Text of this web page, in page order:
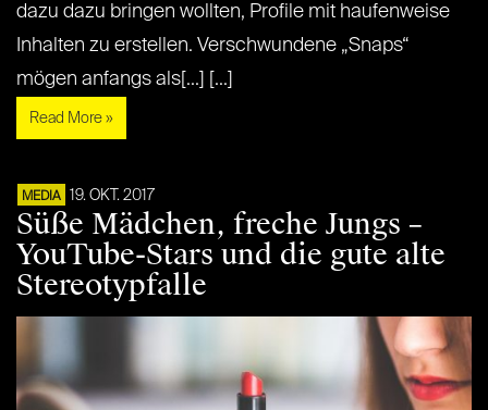
dazu dazu bringen wollten, Profile mit haufenweise
Inhalten zu erstellen. Verschwundene „Snaps“
mögen anfangs als[...] [...]
Read More »
MEDIA 19. OKT. 2017
Süße Mädchen, freche Jungs –
YouTube-Stars und die gute alte
Stereotypfalle